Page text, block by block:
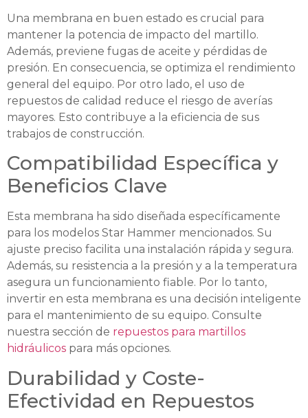
Una membrana en buen estado es crucial para
mantener la potencia de impacto del martillo.
Además, previene fugas de aceite y pérdidas de
presión. En consecuencia, se optimiza el rendimiento
general del equipo. Por otro lado, el uso de
repuestos de calidad reduce el riesgo de averías
mayores. Esto contribuye a la eficiencia de sus
trabajos de construcción.
Compatibilidad Específica y
Beneficios Clave
Esta membrana ha sido diseñada específicamente
para los modelos Star Hammer mencionados. Su
ajuste preciso facilita una instalación rápida y segura.
Además, su resistencia a la presión y a la temperatura
asegura un funcionamiento fiable. Por lo tanto,
invertir en esta membrana es una decisión inteligente
para el mantenimiento de su equipo. Consulte
nuestra sección de repuestos para martillos
hidráulicos para más opciones.
Durabilidad y Coste-
Efectividad en Repuestos